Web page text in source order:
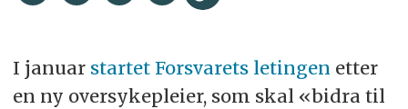
I januar startet Forsvarets letingen etter
en ny oversykepleier, som skal «bidra til